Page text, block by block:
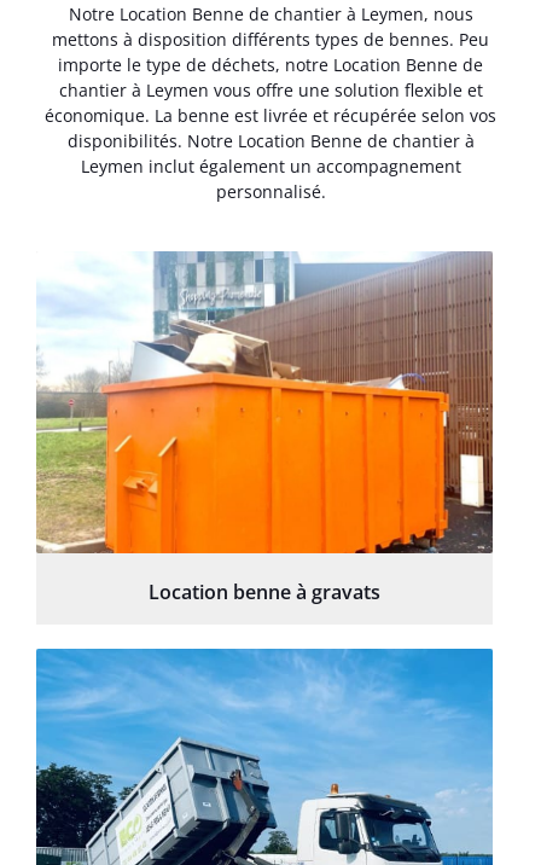
Notre Location Benne de chantier à Leymen, nous
mettons à disposition différents types de bennes. Peu
importe le type de déchets, notre Location Benne de
chantier à Leymen vous offre une solution flexible et
économique. La benne est livrée et récupérée selon vos
disponibilités. Notre Location Benne de chantier à
Leymen inclut également un accompagnement
personnalisé.
Location benne à gravats